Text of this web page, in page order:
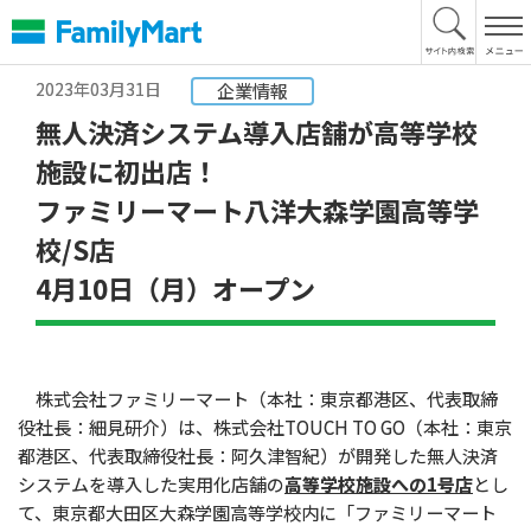
文
へ
2023年03月31日
企業情報
無人決済システム導入店舗が高等学校
施設に初出店！
ファミリーマート八洋大森学園高等学
校/S店
4月10日（月）オープン
株式会社ファミリーマート（本社：東京都港区、代表取締
役社長：細見研介）は、株式会社TOUCH TO GO（本社：東京
都港区、代表取締役社長：阿久津智紀）が開発した無人決済
システムを導入した実用化店舗の高等学校施設への1号店とし
て、東京都大田区大森学園高等学校内に「ファミリーマート